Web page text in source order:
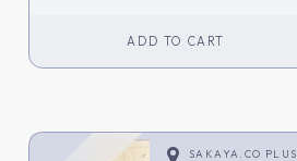
ADD TO CART
SAKAYA.CO PLUS